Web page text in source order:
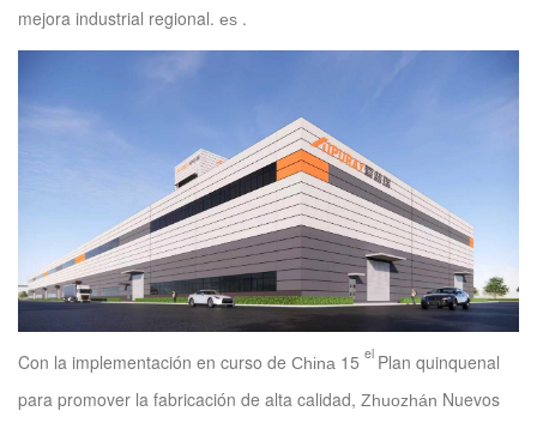
mejora industrial regional. es .
Con la implementación en curso de China 15 el Plan quinquenal
para promover la fabricación de alta calidad, Zhuozhán Nuevos